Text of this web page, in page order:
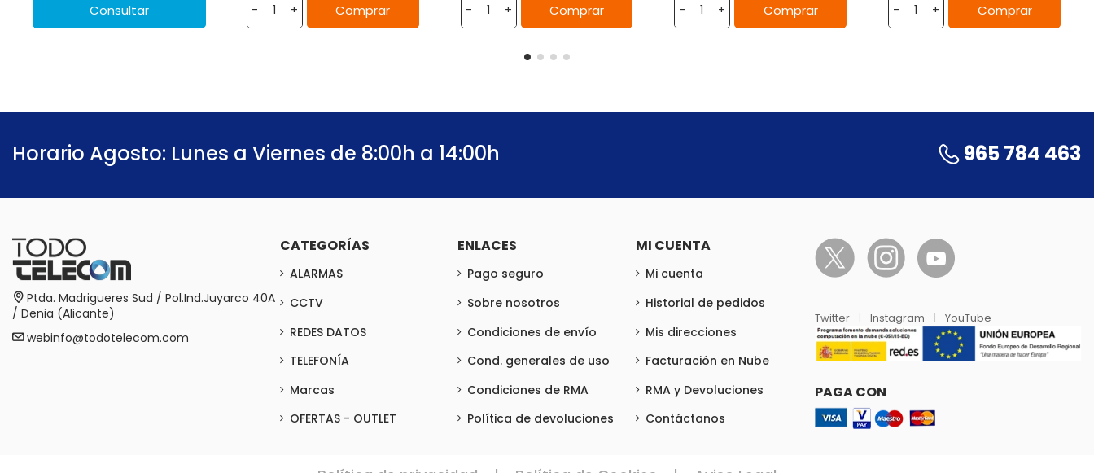
Consultar - + Comprar - + Comprar - + Comprar - + Comprar
Horario Agosto: Lunes a Viernes de 8:00h a 14:00h 965 784 463
Ptda. Madrigueres Sud / Pol.Ind.Juyarco 40A
/ Denia (Alicante)
webinfo@todotelecom.com
CATEGORÍAS
ALARMAS
CCTV
REDES DATOS
TELEFONÍA
Marcas
OFERTAS - OUTLET
ENLACES
Pago seguro
Sobre nosotros
Condiciones de envío
Cond. generales de uso
Condiciones de RMA
Política de devoluciones
MI CUENTA
Mi cuenta
Historial de pedidos
Mis direcciones
Facturación en Nube
RMA y Devoluciones
Contáctanos
Twitter Instagram YouTube
PAGA CON